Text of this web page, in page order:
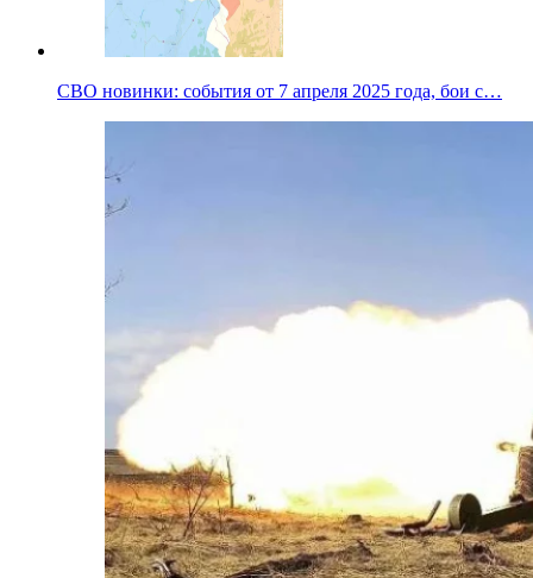
СВО новинки: события от 7 апреля 2025 года, бои с…